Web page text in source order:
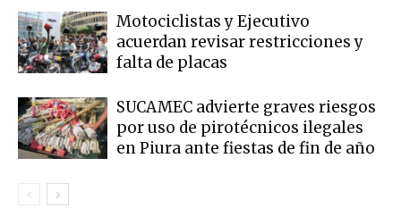
Motociclistas y Ejecutivo
acuerdan revisar restricciones y
falta de placas
SUCAMEC advierte graves riesgos
por uso de pirotécnicos ilegales
en Piura ante fiestas de fin de año